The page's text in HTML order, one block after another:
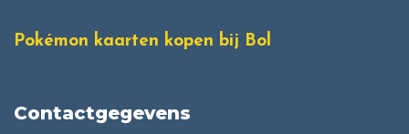
Pokémon kaarten kopen bij Bol
Contactgegevens